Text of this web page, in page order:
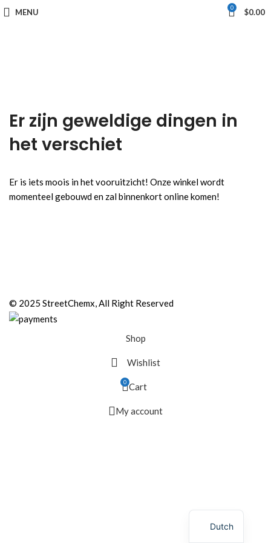
MENU 0 $0.00
Er zijn geweldige dingen in
het verschiet
Er is iets moois in het vooruitzicht! Onze winkel wordt
momenteel gebouwd en zal binnenkort online komen!
© 2025 StreetChemx, All Right Reserved
Shop
Wishlist
0 Cart
My account
Dutch